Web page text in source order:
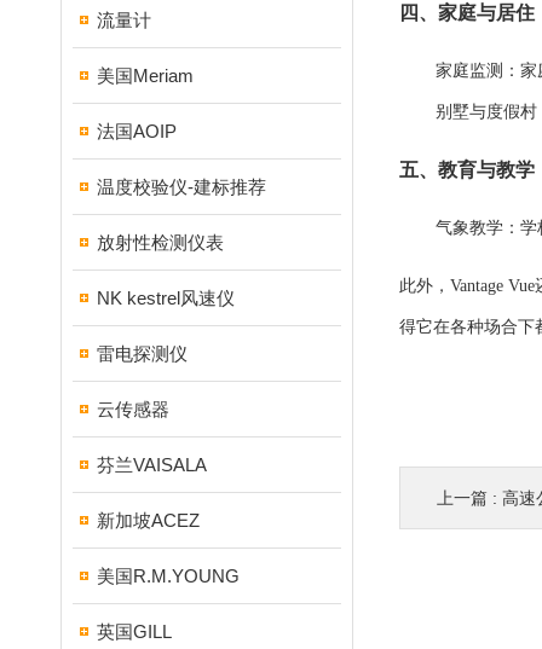
流量计
美国Meriam
法国AOIP
温度校验仪-建标推荐
放射性检测仪表
NK kestrel风速仪
雷电探测仪
云传感器
芬兰VAISALA
新加坡ACEZ
美国R.M.YOUNG
英国GILL
四、家庭与居住
家庭监测 ：
别墅与度假村
五、教育与教学
气象教学 ：
此外，Vantage
得它在各种场合下
上一篇 : 高速